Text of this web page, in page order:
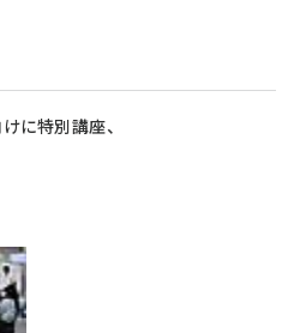
に特別講座、